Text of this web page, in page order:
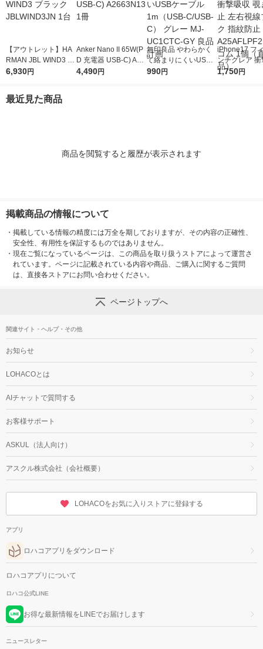
【アウトレット】HA
RMAN JBL WIND3 ブ
ラック JBLWIND3JN
6,930円
Anker Nano II 65W(P
D 充電器 USB-C) A26
63N13 1冊
4,490円
無印良品 やわらかく
て絡まりにくいUSB
ケーブル1m（USB-C/
990円
iPhone17 フ
ンチグレア
覗き見防止 左
1,750円
最近見た商品
商品を閲覧すると履歴が表示されます
掲載商品の情報について
・ 掲載している情報の精度には万全を期しておりますが、その内容の正確性、
安全性、有用性を保証するものではありません。
・ 現在ご覧になっているページは、この商品を取り扱うストアによって運営さ
れています。ページに記載されている内容や商品、ご購入に関するご質問
は、直接各ストアにお問い合わせください。
ページトップへ
関連サイト・ヘルプ・その他
お知らせ
LOHACOとは
AIチャットで質問する
お客様サポート
ASKUL（法人向け）
アスクル株式会社（会社概要）
LOHACOをお気に入りストアに登録する
アプリ
ロハコアプリをダウンロード
ロハコアプリについて
ロハコ公式LINE
お得な最新情報をLINEでお届けします
ニュースレター